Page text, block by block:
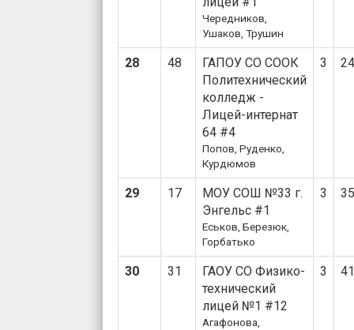
Чередников,
Ушаков, Трушин
28 48
ГАПОУ СО СООК
Политехнический
колледж -
Лицей-интернат
64 #4
Попов, Руденко,
Курдюмов
3
29 17
МОУ СОШ №33 г.
Энгельс #1
Еськов, Березюк,
Горбатько
3
30 31
ГАОУ СО Физико-
технический
лицей №1 #12
Агафонова,
3